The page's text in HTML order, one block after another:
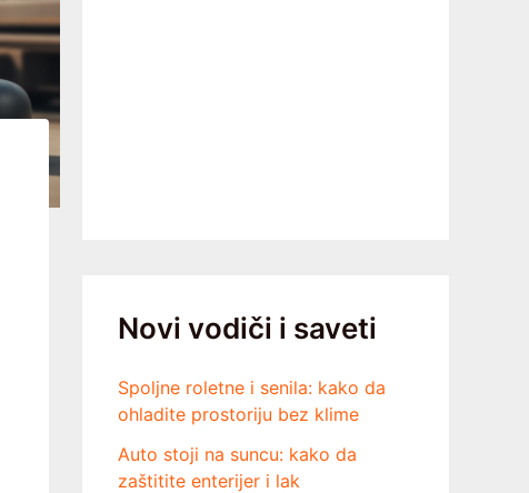
Novi vodiči i saveti
Spoljne roletne i senila: kako da
ohladite prostoriju bez klime
Auto stoji na suncu: kako da
zaštitite enterijer i lak